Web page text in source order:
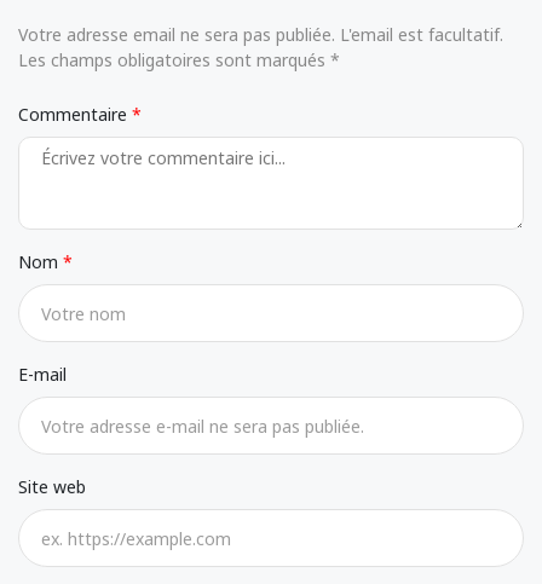
Votre adresse email ne sera pas publiée. L'email est facultatif.
Les champs obligatoires sont marqués *
Commentaire
Nom
E-mail
Site web